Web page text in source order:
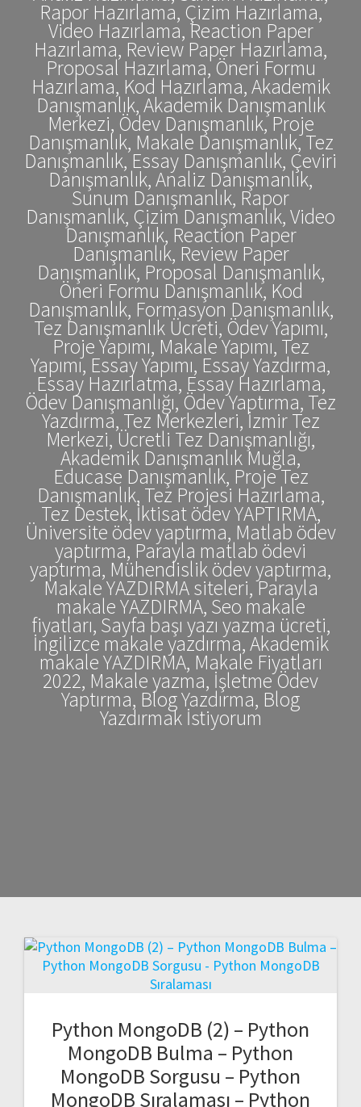
Rapor Hazırlama, Çizim Hazırlama,
Video Hazırlama, Reaction Paper
Hazırlama, Review Paper Hazırlama,
Proposal Hazırlama, Öneri Formu
Hazırlama, Kod Hazırlama, Akademik
Danışmanlık, Akademik Danışmanlık
Merkezi, Ödev Danışmanlık, Proje
Danışmanlık, Makale Danışmanlık, Tez
Danışmanlık, Essay Danışmanlık, Çeviri
Danışmanlık, Analiz Danışmanlık,
Sunum Danışmanlık, Rapor
Danışmanlık, Çizim Danışmanlık, Video
Danışmanlık, Reaction Paper
Danışmanlık, Review Paper
Danışmanlık, Proposal Danışmanlık,
Öneri Formu Danışmanlık, Kod
Danışmanlık, Formasyon Danışmanlık,
Tez Danışmanlık Ücreti, Ödev Yapımı,
Proje Yapımı, Makale Yapımı, Tez
Yapımı, Essay Yapımı, Essay Yazdırma,
Essay Hazırlatma, Essay Hazırlama,
Ödev Danışmanlığı, Ödev Yaptırma, Tez
Yazdırma, Tez Merkezleri, İzmir Tez
Merkezi, Ücretli Tez Danışmanlığı,
Akademik Danışmanlık Muğla,
Educase Danışmanlık, Proje Tez
Danışmanlık, Tez Projesi Hazırlama,
Tez Destek, İktisat ödev YAPTIRMA,
Üniversite ödev yaptırma, Matlab ödev
yaptırma, Parayla matlab ödevi
yaptırma, Mühendislik ödev yaptırma,
Makale YAZDIRMA siteleri, Parayla
makale YAZDIRMA, Seo makale
fiyatları, Sayfa başı yazı yazma ücreti,
İngilizce makale yazdırma, Akademik
makale YAZDIRMA, Makale Fiyatları
2022, Makale yazma, İşletme Ödev
Yaptırma, Blog Yazdırma, Blog
Yazdırmak İstiyorum
Python MongoDB (2) – Python
MongoDB Bulma – Python
MongoDB Sorgusu – Python
MongoDB Sıralaması – Python